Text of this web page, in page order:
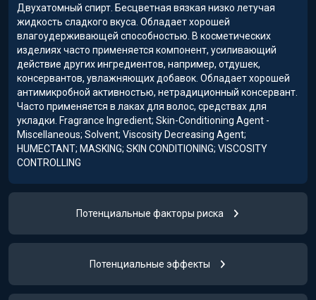
Двухатомный спирт. Бесцветная вязкая низко летучая
жидкость сладкого вкуса. Обладает хорошей
влагоудерживающей способностью. В косметических
изделиях часто применяется компонент, усиливающий
действие других ингредиентов, например, отдушек,
консервантов, увлажняющих добавок. Обладает хорошей
антимикробной активностью, нетрадиционный консервант.
Часто применяется в лаках для волос, средствах для
укладки. Fragrance Ingredient; Skin-Conditioning Agent -
Miscellaneous; Solvent; Viscosity Decreasing Agent;
HUMECTANT; MASKING; SKIN CONDITIONING; VISCOSITY
CONTROLLING
Потенциальные факторы риска
Потенциальные эффекты